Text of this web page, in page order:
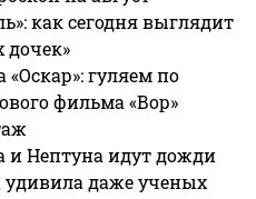
как сегодня выглядит
дочек»
гуляем по
фильма «Вор»
и Нептуна идут дожди
удивила даже ученых